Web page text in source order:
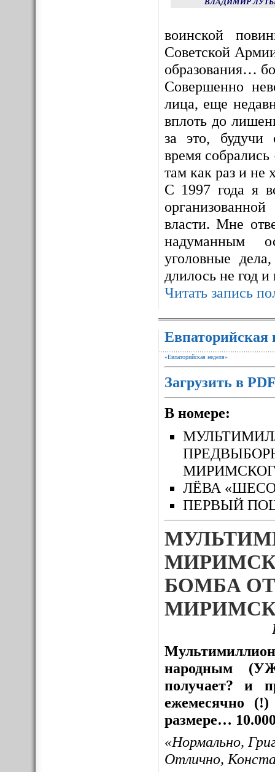
воинской
Советской
образования…
Совершенно
лица, еще
вплоть до
за это, будучи
время
там как раз и не
С 1997 года я
власти. Мне
надуманным
уголовные
длилось не год
Читать запись
Евпаторийская
«Евпаторийская неделя»
Загрузить в
В номере:
ЛЁВА
ПЕРВЫЙ
БОМБА
народным
получает? и
ежемесячно
размере…
«Нормально,
Отлично,